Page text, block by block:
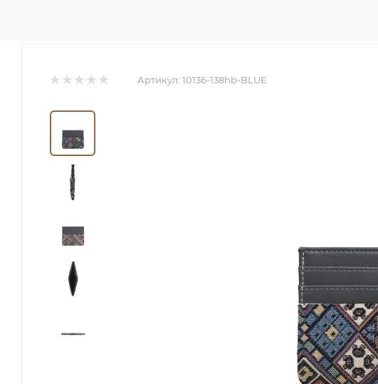
Артикул: 10136-138hb-BLUE